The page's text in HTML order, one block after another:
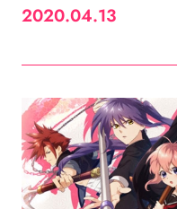
2020.04.13